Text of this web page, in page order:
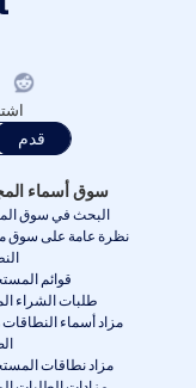
قدم
سوق أسماء
البحث في سوق
نظرة عامة على سوق
قوائم
طلبات الشراء
مزاد أسماء النطاقات
مزاد نطاقات